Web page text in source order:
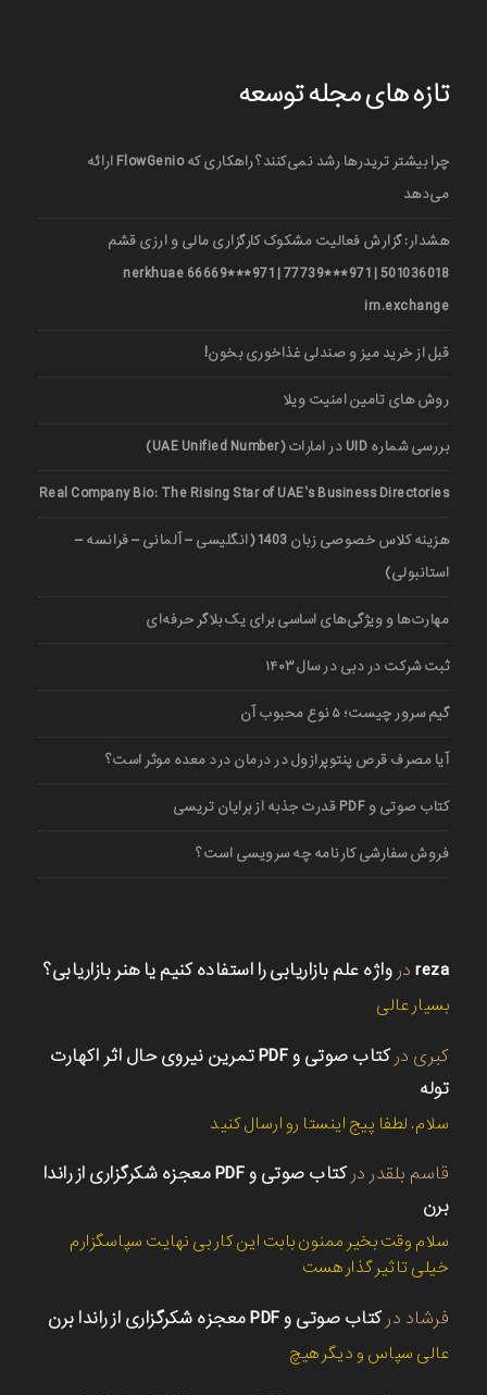
تازه های مجله توسعه
چرا بیشتر تریدرها رشد نمی‌کنند؟ راهکاری که FlowGenio ارائه
می‌دهد
هشدار: گزارش فعالیت مشکوک کارگزاری مالی و ارزی قشم
501036018 | 971***77739 | 971***66669 nerkhuae
irn.exchange
قبل از خرید میز و صندلی غذاخوری بخون!
روش های تامین امنیت ویلا
بررسی شماره UID در امارات (UAE Unified Number)
Real Company Bio: The Rising Star of UAE’s Business Directories
هزینه کلاس خصوصی زبان 1403 (انگلیسی – آلمانی – فرانسه –
استانبولی)
مهارت‌ها و ویژگی‌های اساسی برای یک بلاگر حرفه‌ای
ثبت شرکت در دبی در سال ۱۴۰۳
گیم سرور چیست؛ ۵ نوع محبوب آن
آیا مصرف قرص پنتوپرازول در درمان درد معده موثر است؟
کتاب صوتی و PDF قدرت جذبه از برایان تریسی
فروش سفارشی کارنامه چه سرویسی است؟
reza در واژه علم بازاریابی را استفاده کنیم یا هنر بازاریابی؟
بسیار عالی
کبری در
کتاب صوتی و PDF تمرین نیروی حال اثر اکهارت
توله
سلام. لطفا پیج اینستا رو ارسال کنید
قاسم بلقدر در
کتاب صوتی و PDF معجزه شکرگزاری از راندا
برن
سلام وقت بخیر ممنون بابت این کار بی نهایت سپاسگزارم
خیلی تاثیر گذار هست
فرشاد درکتاب صوتی و PDF معجزه شکرگزاری از راندا برن
عالی سپاس و دیگر هیچ